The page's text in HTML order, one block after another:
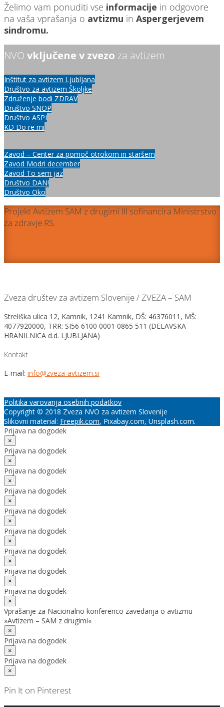
Želimo vam ponuditi vse informacije in odgovore
na vaša vprašanja o avtizmu in Aspergerjevem
sindromu.
NVO vključene v zvezo za avtizem
Inštitut za avtizem Ljubljana
Društvo za avtizem Školjke
Združenje bodi ZDRAV
Društvo SNOP
Društvo ASPI
KD Do re mi
Zavod – Center za pomoč otrokom in staršem
Zavod Modri december
Zavod To sem jaz
Društvo DAN!
Društvo Oko
Projekt Avtizem SAM z drugimi III sofinancira Ministrstvo
za zdravje RS.
Zveza društev za avtizem Slovenije / ZVEZA – SAM
Streliška ulica 12, Kamnik, 1241 Kamnik, DŠ: 46376011, MŠ:
4077920000, TRR: SI56 6100 0001 0865 511 (DELAVSKA
HRANILNICA d.d. LJUBLJANA)
Kontakt
E-mail: info@zveza-avtizem.si
Politika varovanja osebnih podatkov
Copyright © 2018 Zveza NVO za avtizem Slovenije
Slikovni material: Freepik.com, Pixabay.com, Unsplash.com.
Prijava na dogodek
×
Prijava na dogodek
×
Prijava na dogodek
×
Prijava na dogodek
×
Prijava na dogodek
×
Prijava na dogodek
×
Prijava na dogodek
×
Prijava na dogodek
×
Prijava na dogodek
×
Vprašanje za Nacionalno konferenco zavedanja o avtizmu
»Avtizem – SAM z drugimi«
×
Prijava na dogodek
×
Prijava na dogodek
×
Pin It on Pinterest